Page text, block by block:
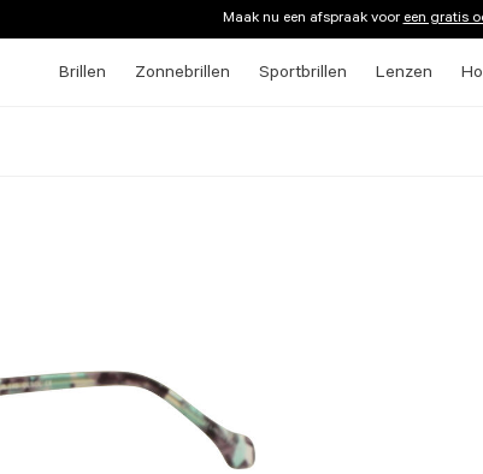
Maak nu een afspraak vooreen gratis
Brillen Zonnebrillen Sportbrillen Lenzen